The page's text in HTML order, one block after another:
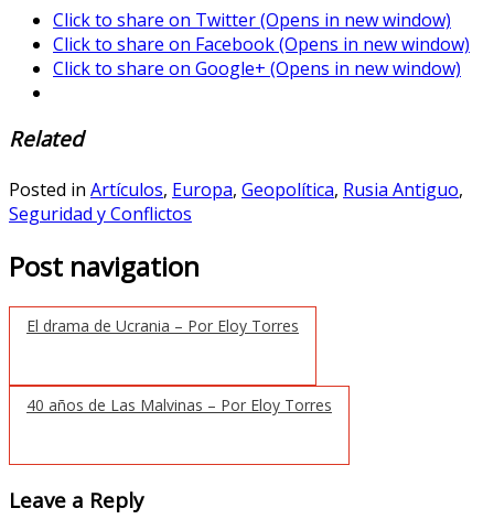
Click to share on Twitter (Opens in new window)
Click to share on Facebook (Opens in new window)
Click to share on Google+ (Opens in new window)
Related
Posted in Artículos, Europa, Geopolítica, Rusia Antiguo,
Seguridad y Conflictos
Post navigation
El drama de Ucrania – Por Eloy Torres
40 años de Las Malvinas – Por Eloy Torres
Leave a Reply